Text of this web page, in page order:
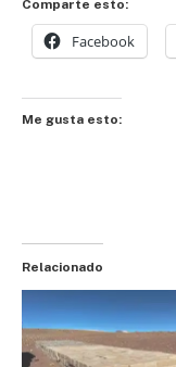
Comparte esto:
Facebook
Me gusta esto:
Relacionado